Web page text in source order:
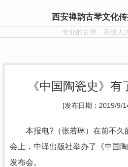
西安禅韵古琴文化
专业的古琴、茶道人
《中国陶瓷史》
[发布日期：2019/9/
本报电?（张若琳）在前不久
会上，中译出版社举办了《中国
发布会。